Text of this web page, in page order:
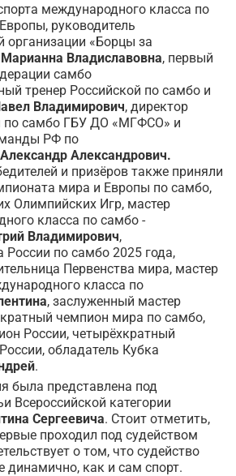
международного класса по
руководитель
организации «Борцы за
Владиславовна, первый
самбо
тренер Российской по самбо и
Владимирович, директор
по самбо ГБУ ДО «МГФСО» и
РФ по
Александр Александрович.
и призёров также приняли
мира и Европы по самбо,
Олимпийских Игр, мастер
класса по самбо -
Владимирович,
России по самбо 2025 года,
Первенства мира, мастер
класса по
, заслуженный мастер
чемпион мира по самбо,
России, четырёхкратный
обладатель Кубка
.
была представлена под
Всероссийской категории
Сергеевича. Стоит отметить,
проходил под судейством
о том, что судейство
динамично, как и сам спорт.